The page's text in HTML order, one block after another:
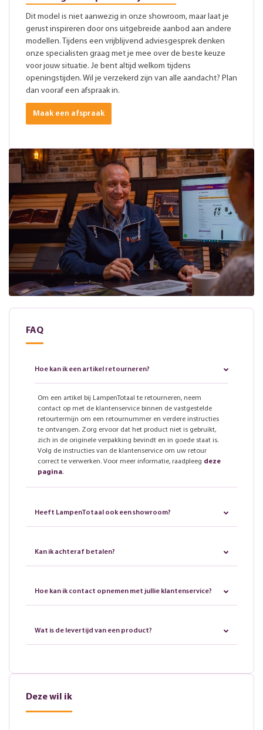
Dit model is niet aanwezig in onze showroom, maar laat je
gerust inspireren door ons uitgebreide aanbod aan andere
modellen. Tijdens een vrijblijvend adviesgesprek denken
onze specialisten graag met je mee over de beste keuze
voor jouw situatie. Je bent altijd welkom tijdens
openingstijden. Wil je verzekerd zijn van alle aandacht? Plan
dan vooraf een afspraak in.
Maak een afspraak
FAQ
Hoe kan ik een artikel retourneren?
Om een artikel bij LampenTotaal te retourneren, neem
contact op met de klantenservice binnen de vastgestelde
retourtermijn om een retournummer en verdere instructies
te ontvangen. Zorg ervoor dat het product niet is gebruikt,
zich in de originele verpakking bevindt en in goede staat is.
Volg de instructies van de klantenservice om uw retour
correct te verwerken. Voor meer informatie, raadpleeg deze
pagina.
Heeft LampenTotaal ook een showroom?
Kan ik achteraf betalen?
Hoe kan ik contact opnemen met jullie klantenservice?
Wat is de levertijd van een product?
Deze wil ik